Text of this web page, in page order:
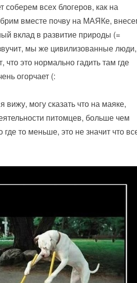
соберем всех блогеров, как на
вместе почву на МАЯКе,
вклад в развитие природы (=
мы же цивилизованные люди,
что это нормально гадить там где
огорчает (:
вижу, могу сказать что на маяке,
питомцев, больше чем
где то меньше, это не значит что